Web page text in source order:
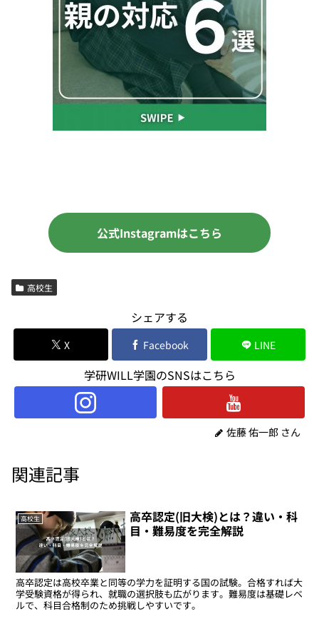
公式Instagramはこちら
高校生
シェアする
X Facebook LINE
学研WILL学園のSNSはこちら
佐藤 佑一郎 さん
関連記事
高校生
高卒認定(旧大検)とは？違い・科
目・難易度を完全解説
高卒認定は高校卒業と同等の学力を証明する国の試験。合格すれば大
学受験資格が得られ、就職の選択肢も広がります。難易度は基礎レベ
ルで、科目合格制のため挑戦しやすいです。